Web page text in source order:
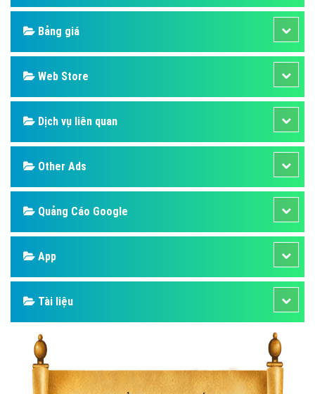
Bảng giá
Web Store
Dịch vụ liên quan
Other Ads
Quảng Cáo Google
App
Tài liệu